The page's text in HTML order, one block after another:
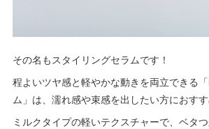
その名もスタイリングセラムです！
程よいツヤ感と軽やかな動きを両立できる
ム」は、濡れ感や束感を出したい方におすす
ミルクタイプの軽いテクスチャーで、ベタ